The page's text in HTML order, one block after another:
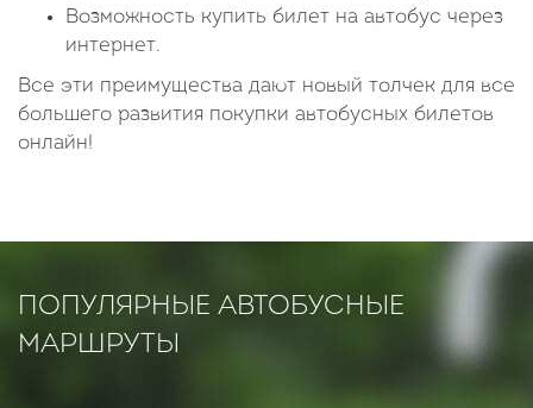
Возможность купить билет на автобус через
интернет.
Все эти преимущества дают новый толчек для все
большего развития покупки автобусных билетов
онлайн!
ПОПУЛЯРНЫЕ АВТОБУСНЫЕ
МАРШРУТЫ